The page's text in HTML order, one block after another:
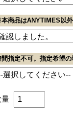
商品はANYTIMES以外
間指定不可。指定希望の
量